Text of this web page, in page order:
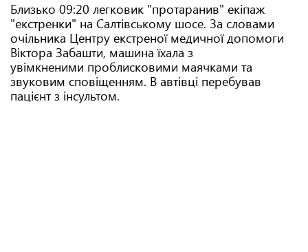
Близько 09:20 легковик "протаранив" екіпаж
"екстренки" на Салтівському шосе. За словами
очільника Центру екстреної медичної допомоги
Віктора Забашти, машина їхала з
увімкненими проблисковими маячками та
звуковим сповіщенням. В автівці перебував
пацієнт з інсультом.